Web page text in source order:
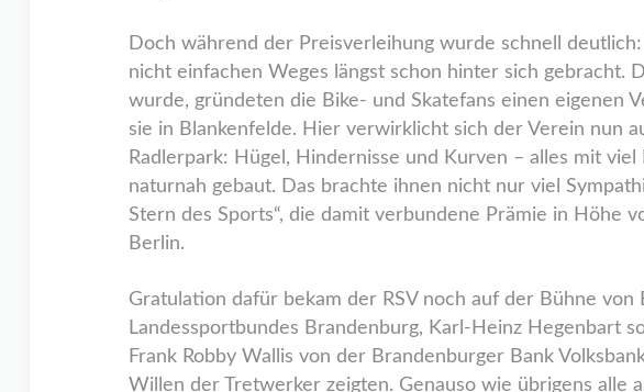
Doch während der Preisverleihung wurde schnell
nicht einfachen Weges längst schon hinter sich gebracht.
wurde, gründeten die Bike- und Skatefans einen eigenen
sie in Blankenfelde. Hier verwirklicht sich der Verein nun
Radlerpark: Hügel, Hindernisse und Kurven – alles mit
naturnah gebaut. Das brachte ihnen nicht nur viel
Stern des Sports“, die damit verbundene Prämie in Höhe
Berlin.
Gratulation dafür bekam der RSV noch auf der Bühne
Landessportbundes Brandenburg, Karl-Heinz Hegenbart
Frank Robby Wallis von der Brandenburger Bank
Willen der Tretwerker zeigten. Genauso wie übrigens alle